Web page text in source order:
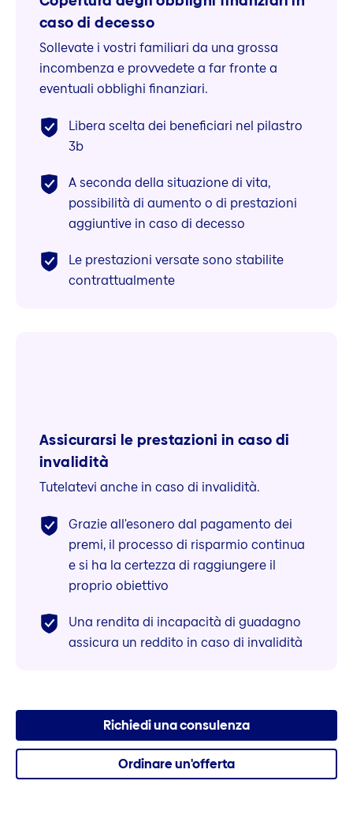
caso di decesso
Sollevate i vostri familiari da una grossa
incombenza e provvedete a far fronte a
eventuali obblighi finanziari.
Libera scelta dei beneficiari nel pilastro
3b
A seconda della situazione di vita,
possibilità di aumento o di prestazioni
aggiuntive in caso di decesso
Le prestazioni versate sono stabilite
contrattualmente
Assicurarsi le prestazioni in caso di
invalidità
Tutelatevi anche in caso di invalidità.
Grazie all'esonero dal pagamento dei
premi, il processo di risparmio continua
e si ha la certezza di raggiungere il
proprio obiettivo
Una rendita di incapacità di guadagno
assicura un reddito in caso di invalidità
Richiedi una consulenza
Ordinare un'offerta